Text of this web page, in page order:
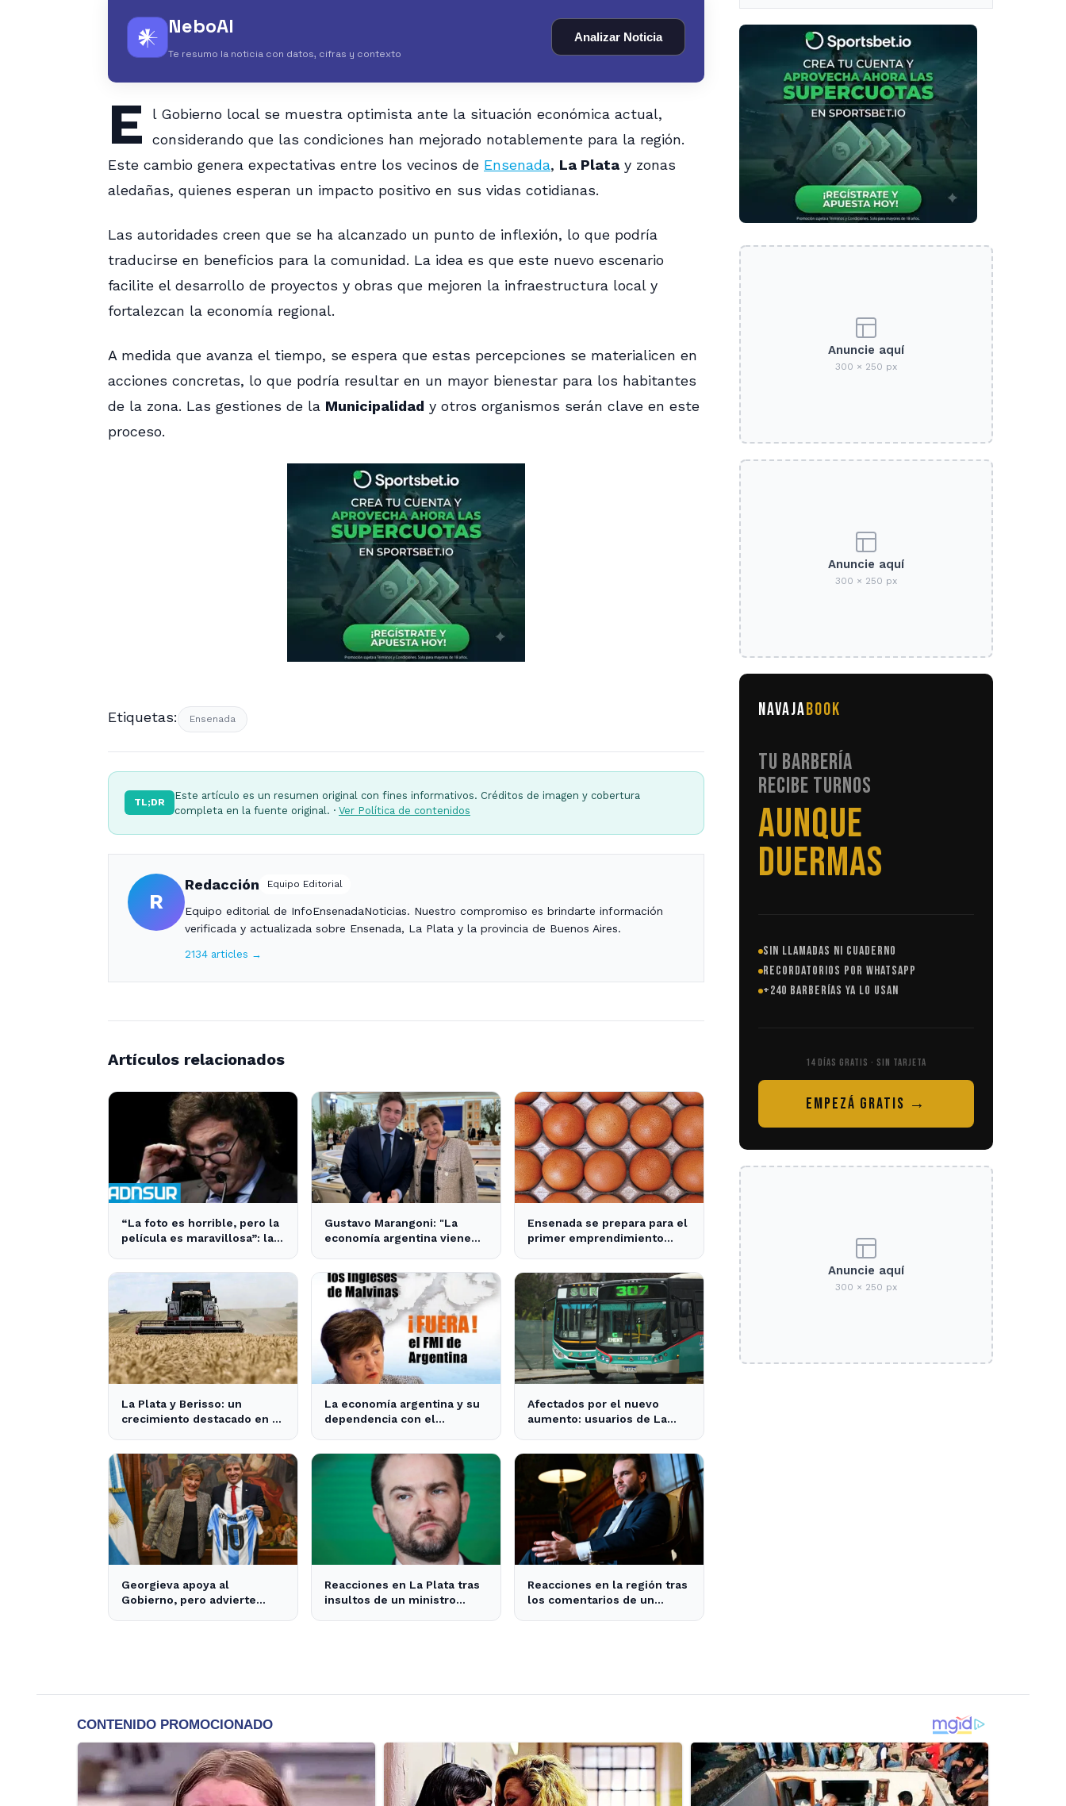
𒀭 NeboAI
Te resumo la noticia con datos, cifras y contexto
Analizar Noticia
E
l Gobierno local se muestra optimista ante la situación económica actual,
considerando que las condiciones han mejorado notablemente para la región.
Este cambio genera expectativas entre los vecinos de Ensenada, La Plata y zonas
aledañas, quienes esperan un impacto positivo en sus vidas cotidianas.
Las autoridades creen que se ha alcanzado un punto de inflexión, lo que podría
traducirse en beneficios para la comunidad. La idea es que este nuevo escenario
facilite el desarrollo de proyectos y obras que mejoren la infraestructura local y
fortalezcan la economía regional.
A medida que avanza el tiempo, se espera que estas percepciones se materialicen en
acciones concretas, lo que podría resultar en un mayor bienestar para los habitantes
de la zona. Las gestiones de la Municipalidad y otros organismos serán clave en este
proceso.
Etiquetas: Ensenada
TL;DR
Este artículo es un resumen original con fines informativos. Créditos de imagen y cobertura
completa en la fuente original. · Ver Política de contenidos
R
Redacción Equipo Editorial
Equipo editorial de InfoEnsenadaNoticias. Nuestro compromiso es brindarte información
verificada y actualizada sobre Ensenada, La Plata y la provincia de Buenos Aires.
2134 articles →
Artículos relacionados
“La foto es horrible, pero la
película es maravillosa”: la
generó impacto - ADNSUR
Gustavo Marangoni: "La
economía argentina viene
Xuxa" - Radio Continental
Ensenada se prepara para el
primer emprendimiento
La Plata y Berisso: un
crecimiento destacado en la
La economía argentina y su
dependencia con el
Afectados por el nuevo
aumento: usuarios de La
en el transporte público
Georgieva apoya al
Gobierno, pero advierte
Reacciones en La Plata tras
insultos de un ministro
Reacciones en la región tras
los comentarios de un
tramo específico
Anuncie aquí
300 × 250 px
Anuncie aquí
300 × 250 px
NAVAJABOOK
TU BARBERÍA
RECIBE TURNOS
SIN LLAMADAS
SIN LLAMADAS NI CUADERNO
RECORDATORIOS POR WHATSAPP
+240 BARBERÍAS YA LO USAN
14 DÍAS GRATIS · SIN TARJETA
EMPEZÁ GRATIS →
Anuncie aquí
300 × 250 px